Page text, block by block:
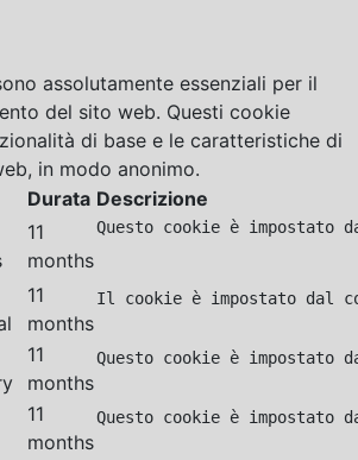
assolutamente essenziali per il
del sito web. Questi cookie
di base e le caratteristiche di
in modo anonimo.
Durata Descrizione
11
months
Questo cookie è
11
months
Il cookie è impostato dal
11
months
Questo cookie è impostato
11
months
Questo cookie è